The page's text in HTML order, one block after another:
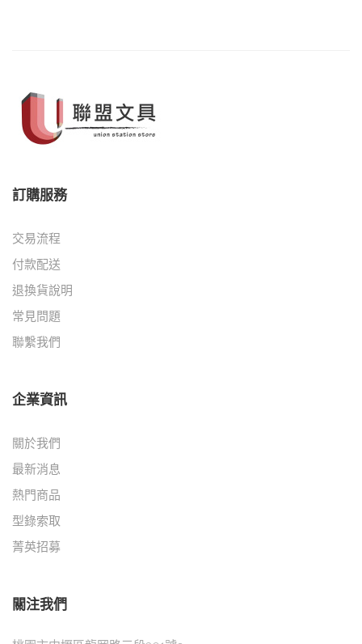
訂購服務
交易流程
付款配送
退換貨說明
常見問題
聯繫我們
企業資訊
關於我們
最新消息
熱門商品
型錄索取
菁英招募
關注我們